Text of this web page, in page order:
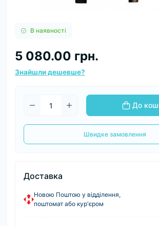
В наявності
5 080.00 грн.
Знайшли дешевше?
До
Швидке замовлення
Доставка
Новою Поштою у відділення,
поштомат або кур'єром